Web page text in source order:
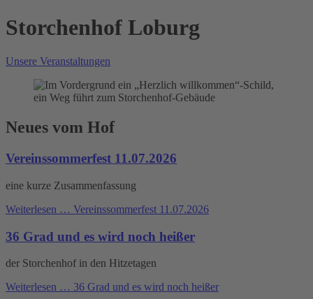
Storchenhof Loburg
Unsere Veranstaltungen
Neues vom Hof
Vereinssommerfest 11.07.2026
eine kurze Zusammenfassung
Weiterlesen … Vereinssommerfest 11.07.2026
36 Grad und es wird noch heißer
der Storchenhof in den Hitzetagen
Weiterlesen … 36 Grad und es wird noch heißer